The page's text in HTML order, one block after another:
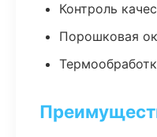
Контроль
Порошковая